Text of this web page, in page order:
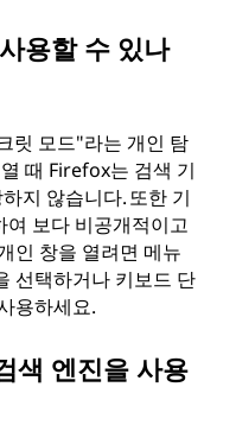
용할 수 있나
릿 모드"라는 개인 탐
때 Firefox는 검색 기
지 않습니다. 또한 기
보다 비공개적이고
인 창을 열려면 메뉴
선택하거나 키보드 단
용하세요.
색 엔진을 사용